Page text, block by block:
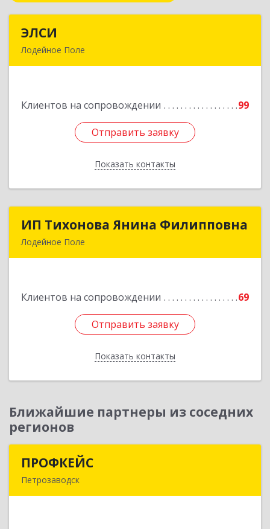
ЭЛСИ
Лодейное Поле
Клиентов на сопровождении 99
Отправить заявку
Показать контакты
Подробнее
Отправить заявку
Назад
ИП Тихонова Янина Филипповна
Лодейное Поле
Клиентов на сопровождении 69
Отправить заявку
Показать контакты
ИП Тихонова Янина Филипповна
Ближайшие партнеры из соседних
регионов
ПРОФКЕЙС
Петрозаводск